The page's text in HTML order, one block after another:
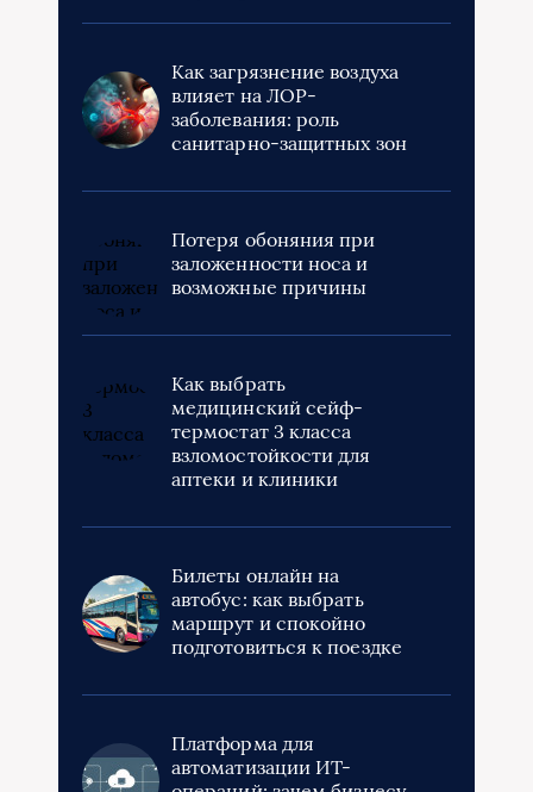
Как загрязнение воздуха
влияет на ЛОР-
заболевания: роль
санитарно-защитных зон
Потеря обоняния при
заложенности носа и
возможные причины
Как выбрать
медицинский сейф-
термостат 3 класса
взломостойкости для
аптеки и клиники
Билеты онлайн на
автобус: как выбрать
маршрут и спокойно
подготовиться к поездке
Платформа для
автоматизации ИТ-